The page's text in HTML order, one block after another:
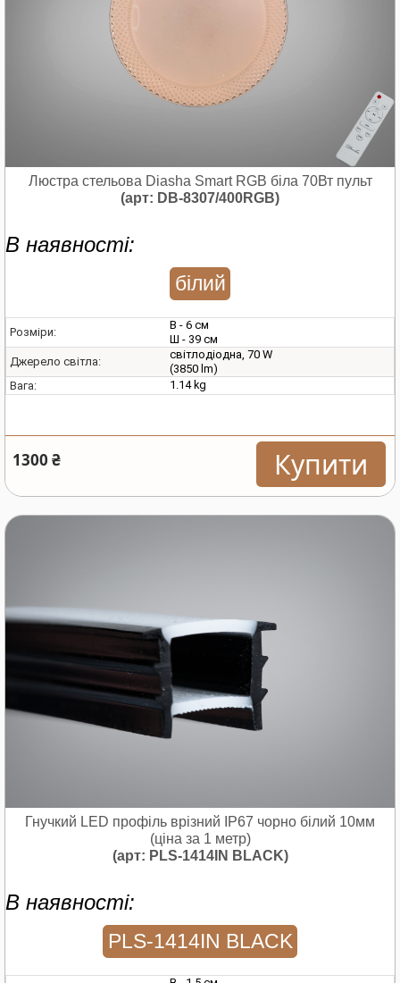
Люстра стельова Diasha Smart RGB біла 70Вт пульт
(арт: DB-8307/400RGB)
В наявності:
білий
Розміри:
В - 6 см
Ш - 39 см
Джерело світла:
світлодіодна, 70 W
(3850 lm)
Вага:
1.14 kg
1300 ₴ Купити
Гнучкий LED профіль врізний IP67 чорно білий 10мм
(ціна за 1 метр)
(арт: PLS-1414IN BLACK)
В наявності:
PLS-1414IN BLACK